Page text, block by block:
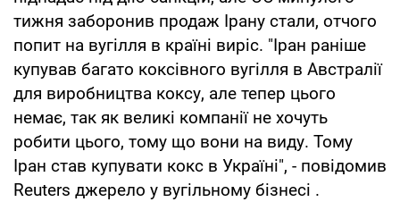
тижня заборонив продаж Ірану стали, отчого
попит на вугілля в країні виріс. "Іран раніше
купував багато коксівного вугілля в Австралії
для виробництва коксу, але тепер цього
немає, так як великі компанії не хочуть
робити цього, тому що вони на виду. Тому
Іран став купувати кокс в Україні", - повідомив
Reuters джерело у вугільному бізнесі .